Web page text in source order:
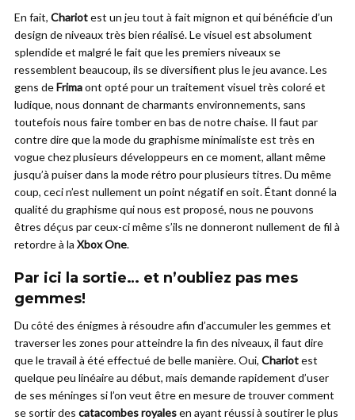
En fait, Chariotest un jeu tout à fait mignon et qui bénéficie d’un
design de niveaux très bien réalisé. Le visuel est absolument
splendide et malgré le fait que les premiers niveaux se
ressemblent beaucoup, ils se diversifient plus le jeu avance. Les
gens deFrimaont opté pour un traitement visuel très coloré et
ludique, nous donnant de charmants environnements, sans
toutefois nous faire tomber en bas de notre chaise. Il faut par
contre dire que la mode du graphisme minimaliste est très en
vogue chez plusieurs développeurs en ce moment, allant même
jusqu’à puiser dans la mode rétro pour plusieurs titres. Du même
coup, ceci n’est nullement un point négatif en soit. Étant donné la
qualité du graphisme qui nous est proposé, nous ne pouvons
êtres déçus par ceux-ci même s’ils ne donneront nullement de fil à
retordre à la Xbox One.
Par ici la sortie… et n’oubliez pas mes
gemmes!
Du côté des énigmes à résoudre afin d’accumuler les gemmes et
traverser les zones pour atteindre la fin des niveaux, il faut dire
que le travail à été effectué de belle manière. Oui, Chariotest
quelque peu linéaire au début, mais demande rapidement d’user
de ses méninges si l’on veut être en mesure de trouver comment
se sortir des catacombes royalesen ayant réussi à soutirer le plus